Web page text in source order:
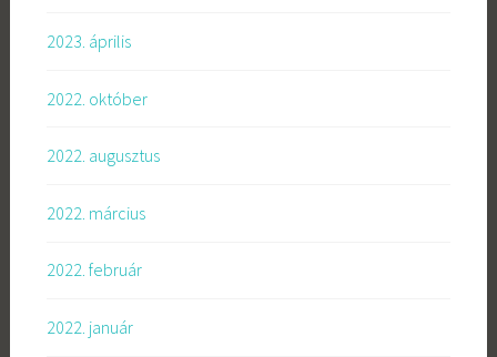
2023. április
2022. október
2022. augusztus
2022. március
2022. február
2022. január